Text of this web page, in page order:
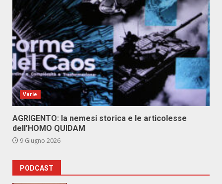
Varie
AGRIGENTO: la nemesi storica e le articolesse
dell’HOMO QUIDAM
9 Giugno 2026
PODCAST